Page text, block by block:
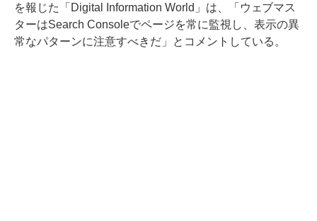
を報じた「Digital Information World」は、「ウェブマス
ターはSearch Consoleでページを常に監視し、表示の異
常なパターンに注意すべきだ」とコメントしている。